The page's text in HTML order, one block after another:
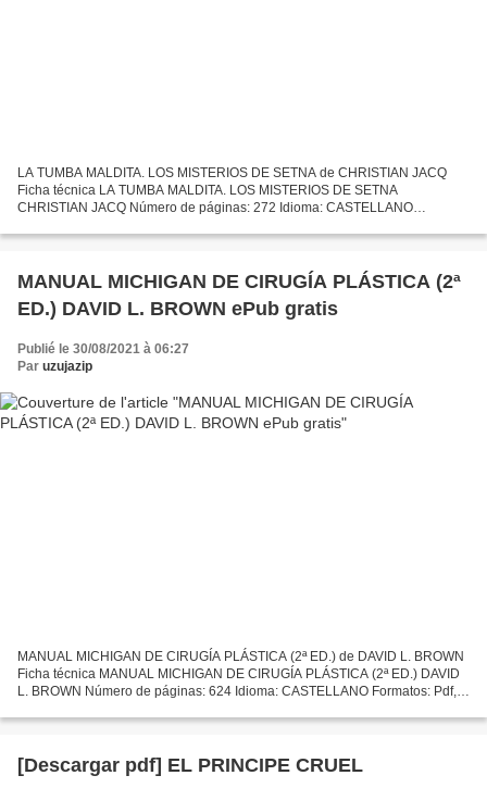
LA TUMBA MALDITA. LOS MISTERIOS DE SETNA de CHRISTIAN JACQ
Ficha técnica LA TUMBA MALDITA. LOS MISTERIOS DE SETNA
CHRISTIAN JACQ Número de páginas: 272 Idioma: CASTELLANO
Año de edición:...
MANUAL MICHIGAN DE CIRUGÍA PLÁSTICA (2ª
ED.) DAVID L. BROWN ePub gratis
Publié le 30/08/2021 à 06:27
Par uzujazip
MANUAL MICHIGAN DE CIRUGÍA PLÁSTICA (2ª ED.) de DAVID L. BROWN
Ficha técnica MANUAL MICHIGAN DE CIRUGÍA PLÁSTICA (2ª ED.) DAVID
L. BROWN Número de páginas: 624 Idioma: CASTELLANO Formatos: Pdf,
[Descargar pdf] EL PRINCIPE CRUEL